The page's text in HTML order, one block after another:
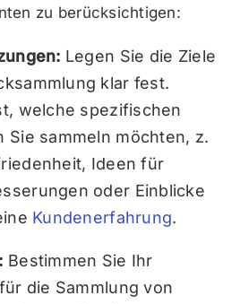
zu berücksichtigen:
Legen Sie die Ziele
klar fest.
welche spezifischen
Sie sammeln möchten, z.
Ideen für
oder Einblicke
Kundenerfahrung.
Bestimmen Sie Ihr
die Sammlung von